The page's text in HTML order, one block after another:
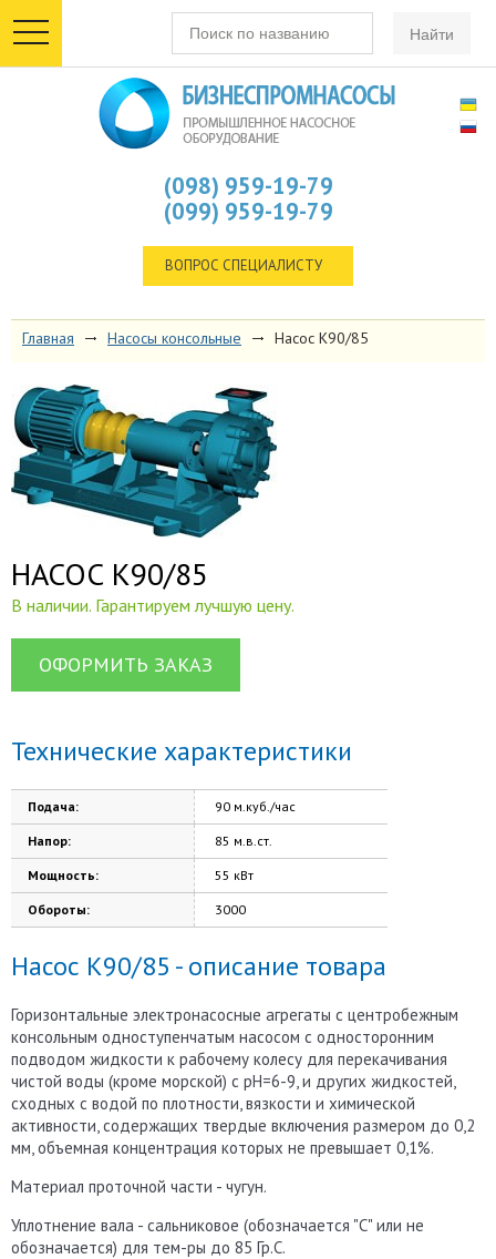
toggle
navigation
(098) 959-19-79
(099) 959-19-79
ВОПРОС СПЕЦИАЛИСТУ
Главная Насосы консольные Насос К90/85
НАСОС К90/85
В наличии. Гарантируем лучшую цену.
ОФОРМИТЬ ЗАКАЗ
Технические характеристики
Подача: 90 м.куб./час
Напор: 85 м.в.ст.
Мощность: 55 кВт
Обороты: 3000
Насос К90/85 - описание товара
Горизонтальные электронасосные агрегаты с центробежным
консольным одноступенчатым насосом с односторонним
подводом жидкости к рабочему колесу для перекачивания
чистой воды (кроме морской) с рН=6-9, и других жидкостей,
сходных с водой по плотности, вязкости и химической
активности, содержащих твердые включения размером до 0,2
мм, объемная концентрация которых не превышает 0,1%.
Материал проточной части - чугун.
Уплотнение вала - сальниковое (обозначается "С" или не
обозначается) для тем-ры до 85 Гр.С.